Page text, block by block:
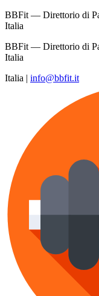
BBFit — Direttorio di
Italia
BBFit — Direttorio di
Italia
Italia | info@bbfit.it